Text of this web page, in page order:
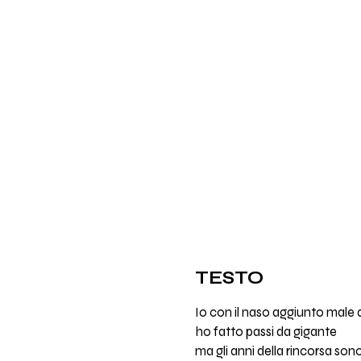
TESTO
Io con il naso aggiunto male
ho fatto passi da gigante
ma gli anni della rincorsa